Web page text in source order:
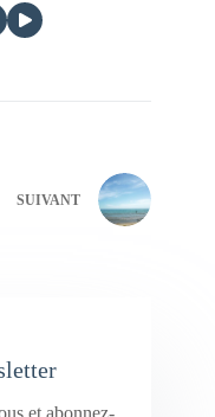
SUIVANT
et abonnez-